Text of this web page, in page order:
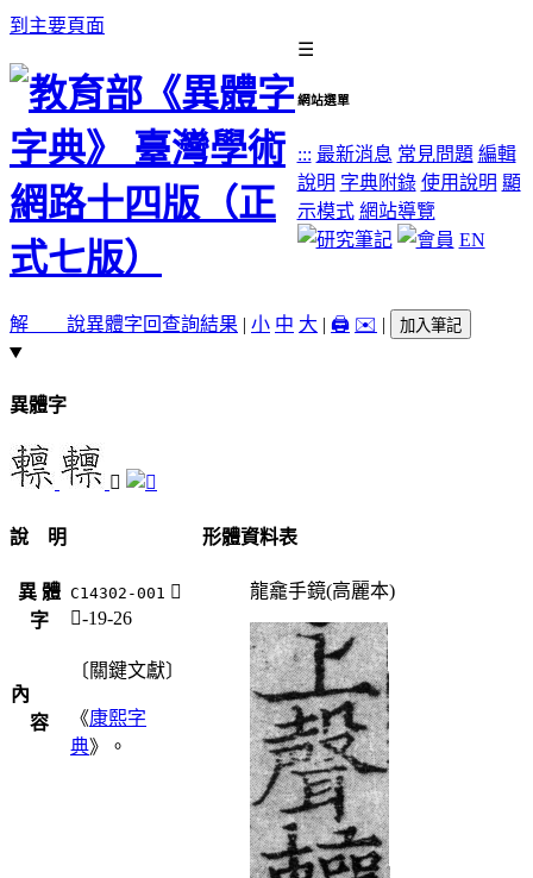
到主要頁面
☰
網站選單
::: 最新消息 常見問題 編輯
說明 字典附錄 使用說明 顯
示模式 網站導覽
EN
解 說異體字回查詢結果 | 小 中 大 | 🖨️ ✉️ | 加入筆記
異體字
𨏸
說 明
異 體
字
C14302-001 𨏸
車-19-26
內
容
〔關鍵文獻〕
《康熙字
典》。
形體資料表
龍龕手鏡(高麗本)